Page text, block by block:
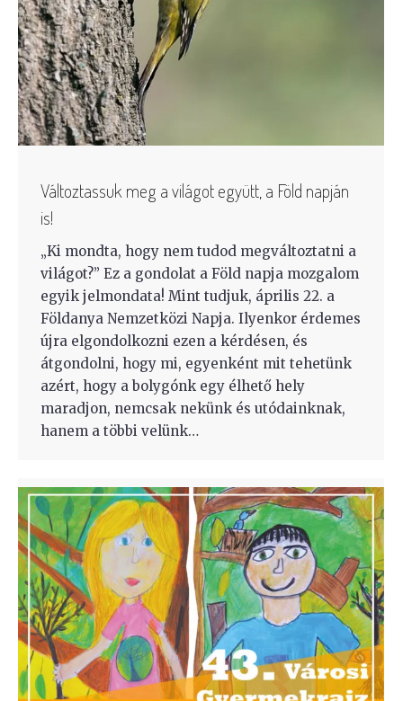
Változtassuk meg a világot együtt, a Föld napján
is!
„Ki mondta, hogy nem tudod megváltoztatni a
világot?” Ez a gondolat a Föld napja mozgalom
egyik jelmondata! Mint tudjuk, április 22. a
Földanya Nemzetközi Napja. Ilyenkor érdemes
újra elgondolkozni ezen a kérdésen, és
átgondolni, hogy mi, egyenként mit tehetünk
azért, hogy a bolygónk egy élhető hely
maradjon, nemcsak nekünk és utódainknak,
hanem a többi velünk…